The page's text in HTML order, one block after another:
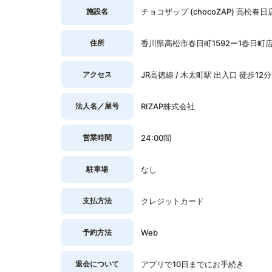
施設名 チョコザップ (chocoZAP) 高松春日
住所 香川県高松市春日町1592ー1春日町
アクセス JR高徳線 / 木太町駅 出入口 徒歩12分
法人名／屋号 RIZAP株式会社
営業時間 24:00間
駐車場 なし
支払方法 クレジットカード
予約方法 Web
退会について アプリで10日までにお手続き